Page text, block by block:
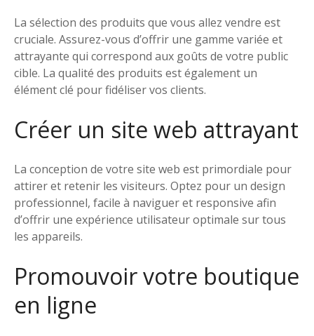
La sélection des produits que vous allez vendre est
cruciale. Assurez-vous d’offrir une gamme variée et
attrayante qui correspond aux goûts de votre public
cible. La qualité des produits est également un
élément clé pour fidéliser vos clients.
Créer un site web attrayant
La conception de votre site web est primordiale pour
attirer et retenir les visiteurs. Optez pour un design
professionnel, facile à naviguer et responsive afin
d’offrir une expérience utilisateur optimale sur tous
les appareils.
Promouvoir votre boutique
en ligne